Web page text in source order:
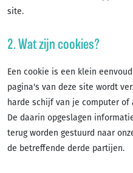
site.
2. Wat zijn cookies?
Een cookie is een klein
pagina's van deze site wordt
harde schijf van je computer of
De daarin opgeslagen
terug worden gestuurd naar
de betreffende derde partijen.